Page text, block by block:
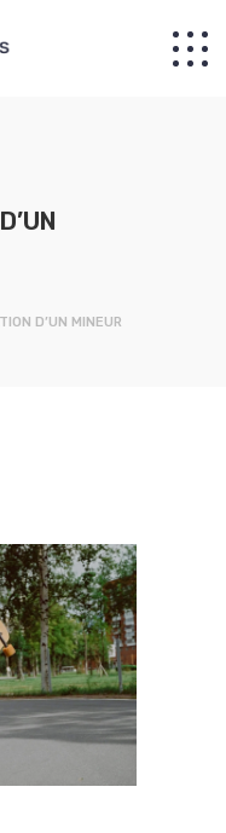
D’UN MINEUR